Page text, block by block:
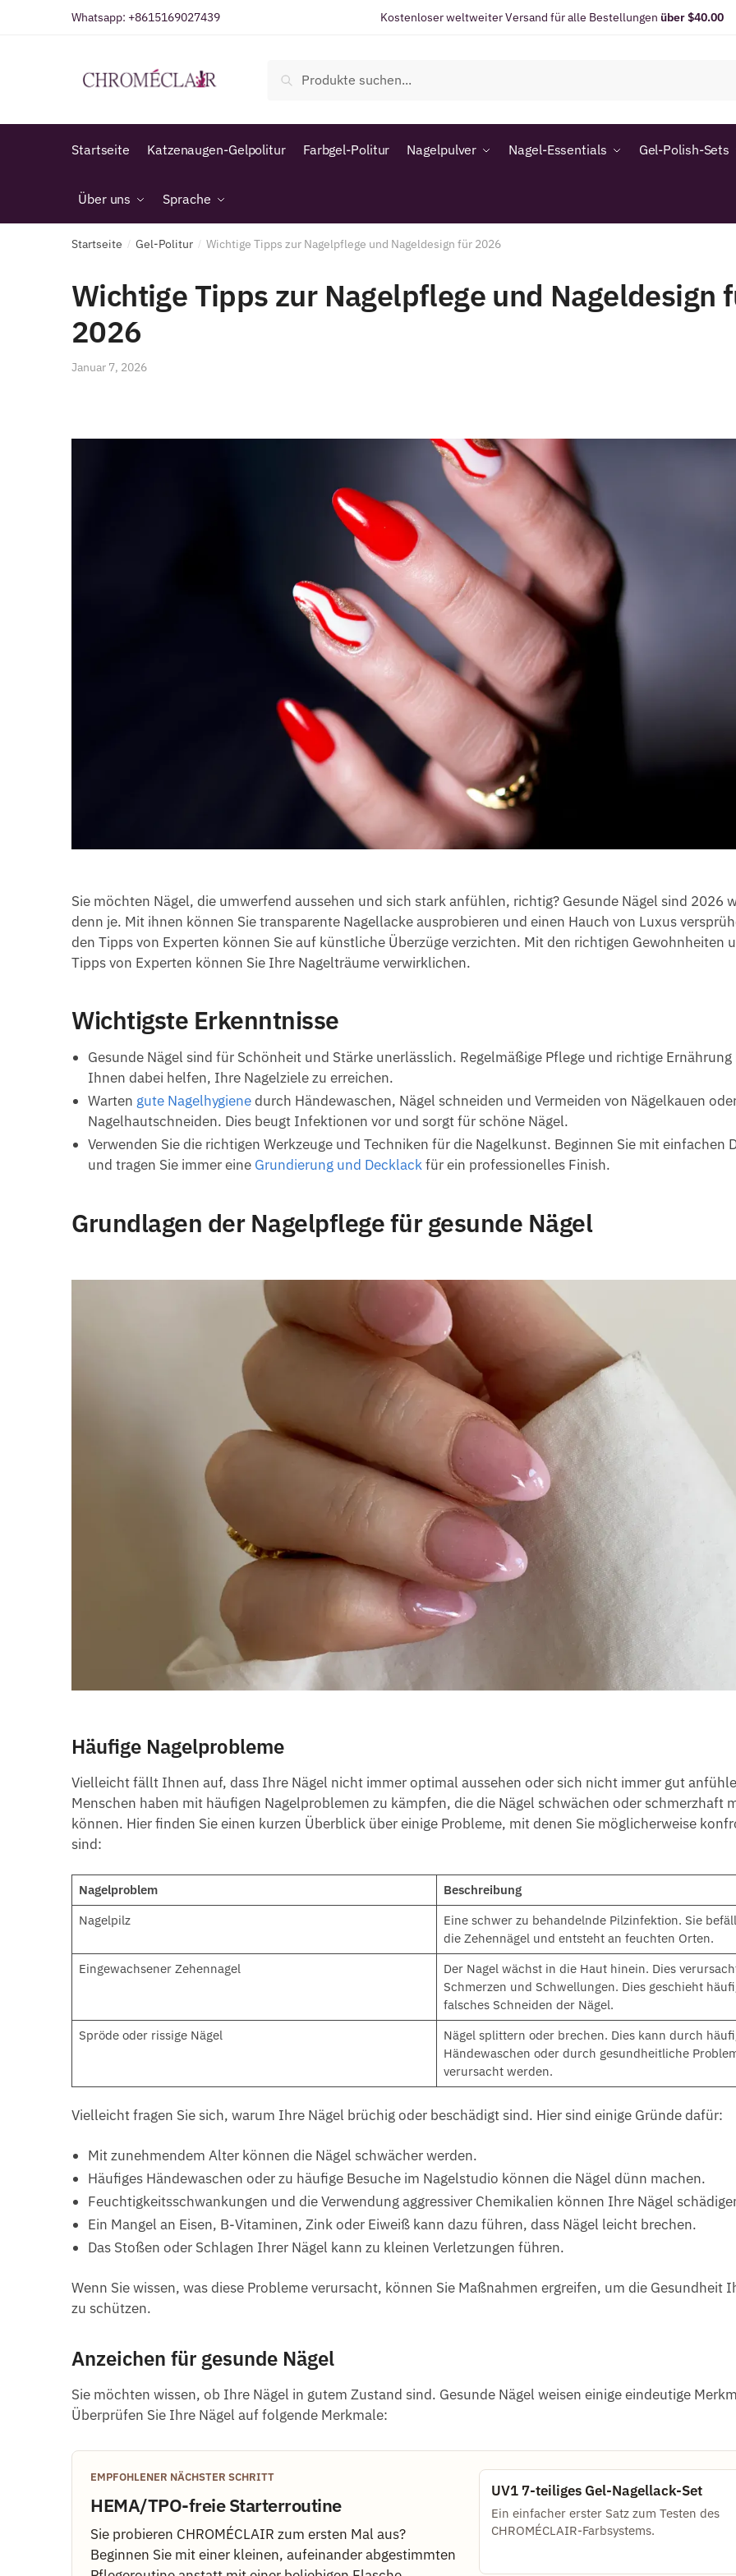
Whatsapp: +8615169027439 Kostenloser weltweiter Versand für alle Bestellungen über $40.00
nach:
Suche
Startseite Katzenaugen-Gelpolitur Farbgel-Politur Nagelpulver Nagel-Essentials Gel-Polish-Sets
Über uns Sprache
Startseite / Gel-Politur / Wichtige Tipps zur Nagelpflege und Nageldesign für 2026
Wichtige Tipps zur Nagelpflege und Nageldesign
2026
Januar 7, 2026
Sie möchten Nägel, die umwerfend aussehen und sich stark anfühlen, richtig? Gesunde Nägel sind 2026
denn je. Mit ihnen können Sie transparente Nagellacke ausprobieren und einen Hauch von Luxus
den Tipps von Experten können Sie auf künstliche Überzüge verzichten. Mit den richtigen Gewohnheiten
Tipps von Experten können Sie Ihre Nagelträume verwirklichen.
Wichtigste Erkenntnisse
Gesunde Nägel sind für Schönheit und Stärke unerlässlich. Regelmäßige Pflege und richtige
Ihnen dabei helfen, Ihre Nagelziele zu erreichen.
Warten gute Nagelhygienedurch Händewaschen, Nägel schneiden und Vermeiden von Nägelkauen
Nagelhautschneiden. Dies beugt Infektionen vor und sorgt für schöne Nägel.
Verwenden Sie die richtigen Werkzeuge und Techniken für die Nagelkunst. Beginnen Sie mit einfachen
und tragen Sie immer eine Grundierung und Decklackfür ein professionelles Finish.
Grundlagen der Nagelpflege für gesunde Nägel
Häufige Nagelprobleme
Vielleicht fällt Ihnen auf, dass Ihre Nägel nicht immer optimal aussehen oder sich nicht immer gut
Menschen haben mit häufigen Nagelproblemen zu kämpfen, die die Nägel schwächen oder schmerzhaft
können. Hier finden Sie einen kurzen Überblick über einige Probleme, mit denen Sie möglicherweise
sind:
Nagelproblem
Beschreibung
Nagelpilz
Eine schwer zu behandelnde Pilzinfektion. Sie
die Zehennägel und entsteht an feuchten Orten.
Eingewachsener Zehennagel
Der Nagel wächst in die Haut hinein. Dies
Schmerzen und Schwellungen. Dies geschieht
falsches Schneiden der Nägel.
Spröde oder rissige Nägel
Nägel splittern oder brechen. Dies kann durch
Händewaschen oder durch gesundheitliche
verursacht werden.
Vielleicht fragen Sie sich, warum Ihre Nägel brüchig oder beschädigt sind. Hier sind einige Gründe dafür:
Mit zunehmendem Alter können die Nägel schwächer werden.
Häufiges Händewaschen oder zu häufige Besuche im Nagelstudio können die Nägel dünn machen.
Feuchtigkeitsschwankungen und die Verwendung aggressiver Chemikalien können Ihre Nägel
Ein Mangel an Eisen, B-Vitaminen, Zink oder Eiweiß kann dazu führen, dass Nägel leicht brechen.
Das Stoßen oder Schlagen Ihrer Nägel kann zu kleinen Verletzungen führen.
Wenn Sie wissen, was diese Probleme verursacht, können Sie Maßnahmen ergreifen, um die Gesundheit
zu schützen.
Anzeichen für gesunde Nägel
Sie möchten wissen, ob Ihre Nägel in gutem Zustand sind. Gesunde Nägel weisen einige eindeutige
Überprüfen Sie Ihre Nägel auf folgende Merkmale:
EMPFOHLENER NÄCHSTER SCHRITT
HEMA/TPO-freie Starterroutine
Sie probieren CHROMÉCLAIR zum ersten Mal aus?
Beginnen Sie mit einer kleinen, aufeinander abgestimmten
UV1 7-teiliges Gel-Nagellack-Set
Ein einfacher erster Satz zum Testen des
CHROMÉCLAIR-Farbsystems.